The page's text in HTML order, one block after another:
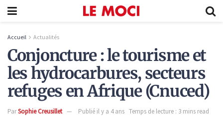
Accueil Actualités
Conjoncture : le tourisme et
les hydrocarbures, secteurs
refuges en Afrique (Cnuced)
ParSophie Creusillet Publié il y a 4 ans Temps de lecture : 3 mins read